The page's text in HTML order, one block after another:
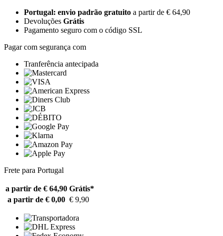
Portugal: envio padrão gratuito a partir de € 64,90
Devoluções Grátis
Pagamento seguro com o código SSL
Pagar com segurança com
Tranferência antecipada
Frete para Portugal
a partir de € 64,90 Grátis*
a partir de € 0,00 € 9,90